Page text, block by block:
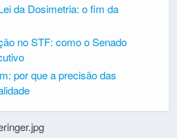
da Dosimetria: o fim da
no STF: como o Senado
por que a precisão das